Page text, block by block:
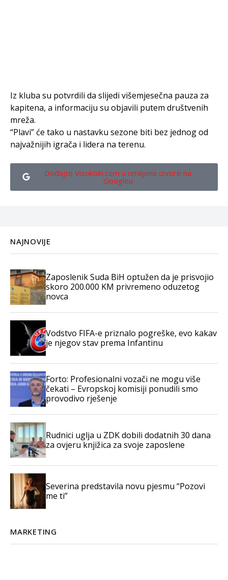
Iz kluba su potvrdili da slijedi višemjesečna pauza za
kapitena, a informaciju su objavili putem društvenih
mreža.
“Plavi” će tako u nastavku sezone biti bez jednog od
najvažnijih igrača i lidera na terenu.
Dodajte Visokoin.com u omiljene izvore na
Googleu
NAJNOVIJE
Zaposlenik Suda BiH optužen da je prisvojio
skoro 200.000 KM privremeno oduzetog
novca
Vodstvo FIFA-e priznalo pogreške, evo kakav
je njegov stav prema Infantinu
Forto: Profesionalni vozači ne mogu više
čekati – Evropskoj komisiji ponudili smo
provodivo rješenje
Rudnici uglja u ZDK dobili dodatnih 30 dana
za ovjeru knjižica za svoje zaposlene
Severina predstavila novu pjesmu “Pozovi
me ti”
MARKETING